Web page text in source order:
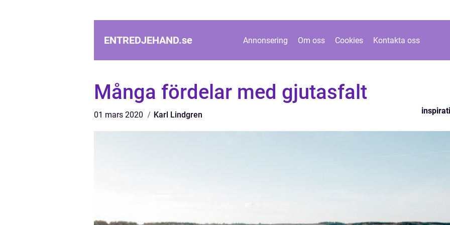
ENTREDJEHAND.se Annonsering Om oss Cookies Kontakta oss
Många fördelar med gjutasfalt
01 mars 2020 Karl Lindgren